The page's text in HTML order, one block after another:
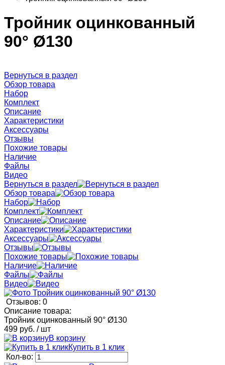
Тройник оцинкованный
90° Ø130
Вернуться в раздел
Обзор товара
Набор
Комплект
Описание
Характеристики
Аксессуары
Отзывы
Похожие товары
Наличие
Файлы
Видео
Вернуться в раздел
Обзор товара
Набор
Комплект
Описание
Характеристики
Аксессуары
Отзывы
Похожие товары
Наличие
Файлы
Видео
Отзывов: 0
Описание товара:
Тройник оцинкованный 90° Ø130
499 руб. / шт
В корзину
Купить в 1 клик
Кол-во: